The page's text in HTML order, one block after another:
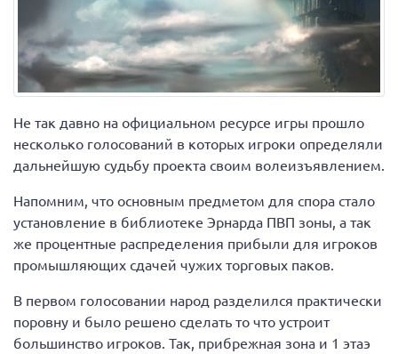
Не так давно на официальном ресурсе игры прошло
несколько голосований в которых игроки определяли
дальнейшую судьбу проекта своим волеизъявлением.
Напомним, что основным предметом для спора стало
установление в библиотеке Эрнарда ПВП зоны, а так
же процентные распределения прибыли для игроков
промышляющих сдачей чужих торговых паков.
В первом голосовании народ разделился практически
поровну и было решено сделать то что устроит
большинство игроков. Так, прибрежная зона и 1 этаэ